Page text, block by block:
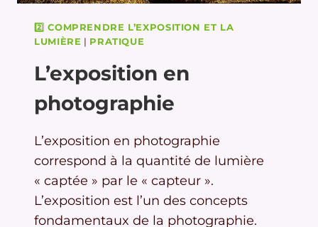
2️⃣ COMPRENDRE L’EXPOSITION ET LA
LUMIÈRE | PRATIQUE
L’exposition en
photographie
L’exposition en photographie
correspond à la quantité de lumière
« captée » par le « capteur ».
L’exposition est l’un des concepts
fondamentaux de la photographie.